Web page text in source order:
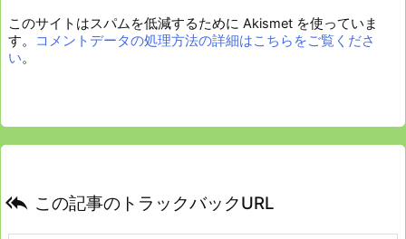
このサイトはスパムを低減するために Akismet を使っていま
す。
コメントデータの処理方法の詳細はこちらをご覧くださ
い。
 この記事のトラックバックURL